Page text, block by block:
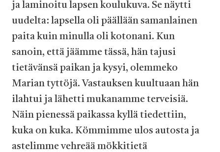
ja laminoitu lapsen koulukuva. Se näytti
uudelta: lapsella oli päällään samanlainen
paita kuin minulla oli kotonani. Kun
sanoin, että jäämme tässä, hän tajusi
tietävänsä paikan ja kysyi, olemmeko
Marian tyttöjä. Vastauksen kuultuaan hän
ilahtui ja lähetti mukanamme terveisiä.
Näin pienessä paikassa kyllä tiedettiin,
kuka on kuka. Kömmimme ulos autosta ja
astelimme vehreää mökkitietä